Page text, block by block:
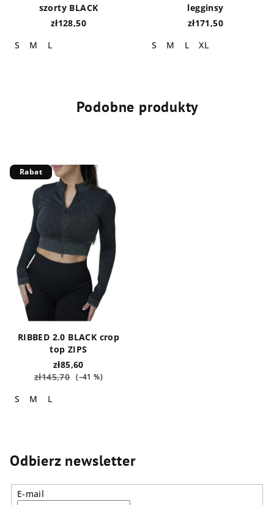
szorty BLACK
zł128,50
S
M L
legginsy
zł171,50
S
M L XL
Podobne produkty
Rabat
RIBBED 2.0 BLACK crop
top ZIPS
zł85,60
zł145,70 (–41 %)
S M L
Odbierz newsletter
E-mail